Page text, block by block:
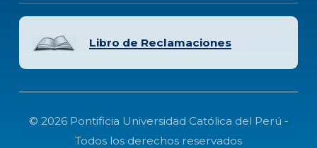
Libro de Reclamaciones
© 2026 Pontificia Universidad Católica del Perú -
Todos los derechos reservados